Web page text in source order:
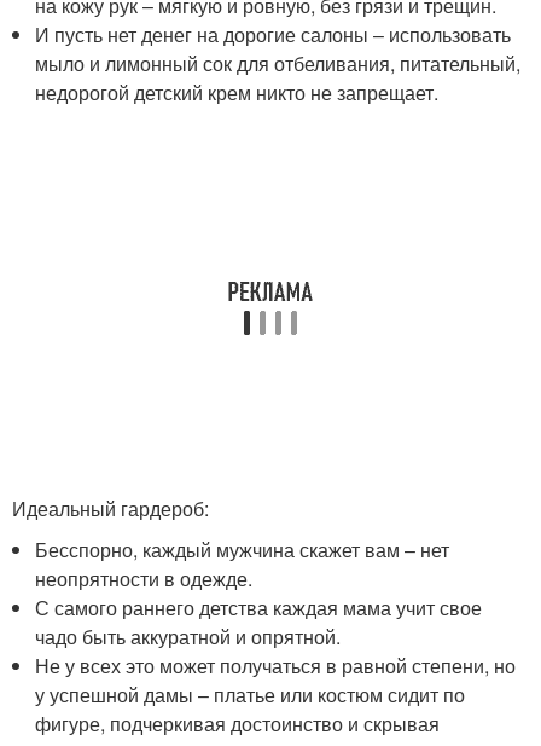
И пусть нет денег на дорогие салоны – использовать
мыло и лимонный сок для отбеливания, питательный,
недорогой детский крем никто не запрещает.
Идеальный гардероб:
Бесспорно, каждый мужчина скажет вам – нет
неопрятности в одежде.
С самого раннего детства каждая мама учит свое
чадо быть аккуратной и опрятной.
Не у всех это может получаться в равной степени, но
у успешной дамы – платье или костюм сидит по
фигуре, подчеркивая достоинство и скрывая